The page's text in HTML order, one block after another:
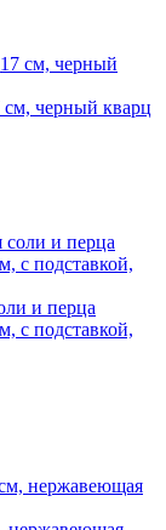
см, черный кварц
и перца
с подставкой,